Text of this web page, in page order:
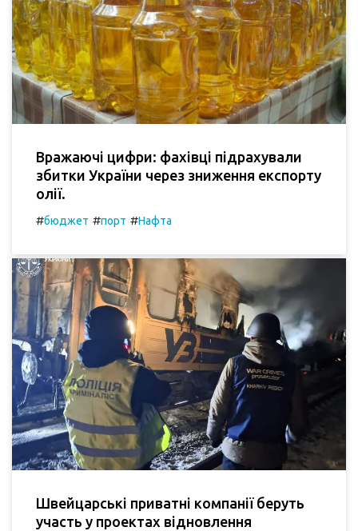
Вражаючі цифри: фахівці підрахували
збитки України через зниження експорту
олії.
#бюджет #порт #Нафта
Швейцарські приватні компанії беруть
участь у проектах відновлення